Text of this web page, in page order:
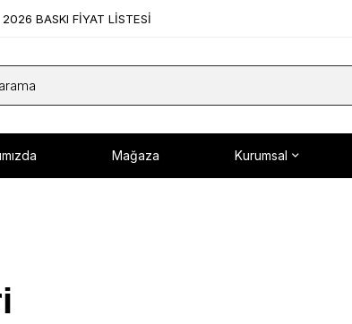
2026 BASKI FİYAT LİSTESİ
Mağaza Kurumsal